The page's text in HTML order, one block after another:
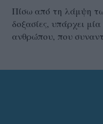
Πίσω από τη λάμψη
δοξασίες, υπάρχει
ανθρώπου, που